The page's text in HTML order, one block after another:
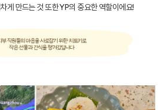
게 만드는 것 또한 YP의 중요한 역할이에요!